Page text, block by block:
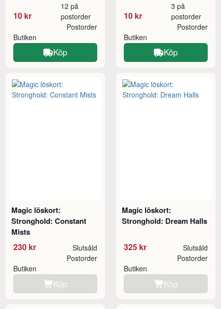
10 kr
12 på
postorder
Butiken
Postorder
Köp
10 kr
3 på
postorder
Butiken
Postorder
Köp
Magic löskort:
Stronghold: Constant
Mists
230 kr Slutsåld
Butiken
Postorder
Köp
Magic löskort:
Stronghold: Dream Halls
325 kr Slutsåld
Butiken
Postorder
Köp